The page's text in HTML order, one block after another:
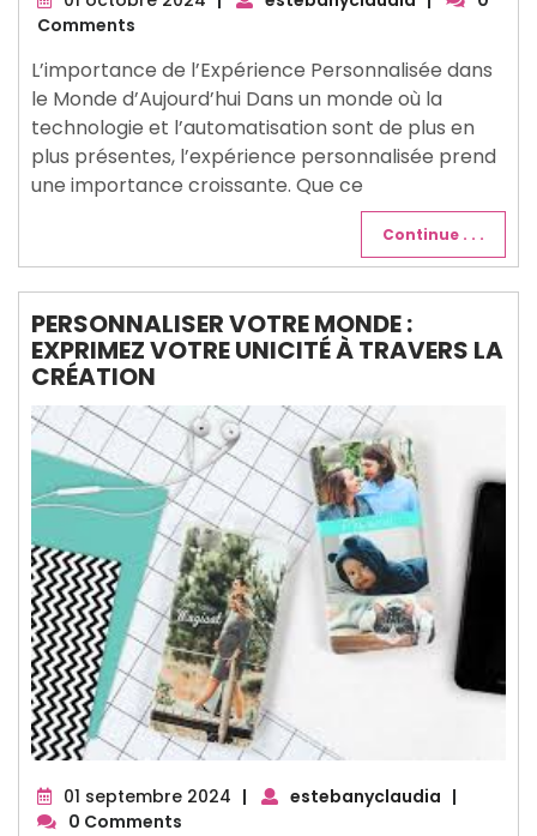
Comments
L’importance de l’Expérience Personnalisée dans
le Monde d’Aujourd’hui Dans un monde où la
technologie et l’automatisation sont de plus en
plus présentes, l’expérience personnalisée prend
une importance croissante. Que ce
Continue . . .
PERSONNALISER VOTRE MONDE :
EXPRIMEZ VOTRE UNICITÉ À TRAVERS LA
CRÉATION
01 septembre 2024 01| estebanyclaudia |
0 Comments